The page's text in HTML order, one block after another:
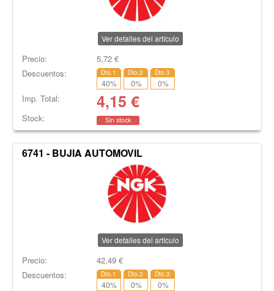
Ver detalles del artículo
Precio: 5,72€
Descuentos:
Dto.1
40%
Dto.2
0%
Dto.3
0%
Imp. Total: 4,15 €
Stock: Sin stock
6741 - BUJIA AUTOMOVIL
Ver detalles del artículo
Precio: 42,49€
Descuentos:
Dto.1
40%
Dto.2
0%
Dto.3
0%